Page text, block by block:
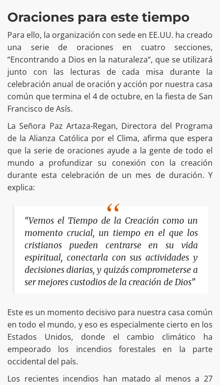
Oraciones para este tiempo
Para ello, la organización con sede en EE.UU. ha creado
una serie de oraciones en cuatro secciones,
“Encontrando a Dios en la naturaleza“, que se utilizará
junto con las lecturas de cada misa durante la
celebración anual de oración y acción por nuestra casa
común que termina el 4 de octubre, en la fiesta de San
Francisco de Asís.
La Señora Paz Artaza-Regan, Directora del Programa
de la Alianza Católica por el Clima, afirma que espera
que la serie de oraciones ayude a la gente de todo el
mundo a profundizar su conexión con la creación
durante esta celebración de un mes de duración. Y
explica:
“Vemos el Tiempo de la Creación como un
momento crucial, un tiempo en el que los
cristianos pueden centrarse en su vida
espiritual, conectarla con sus actividades y
decisiones diarias, y quizás comprometerse a
ser mejores custodios de la creación de Dios”
Este es un momento decisivo para nuestra casa común
en todo el mundo, y eso es especialmente cierto en los
Estados Unidos, donde el cambio climático ha
empeorado los incendios forestales en la parte
occidental del país.
Los recientes incendios han matado al menos a 27